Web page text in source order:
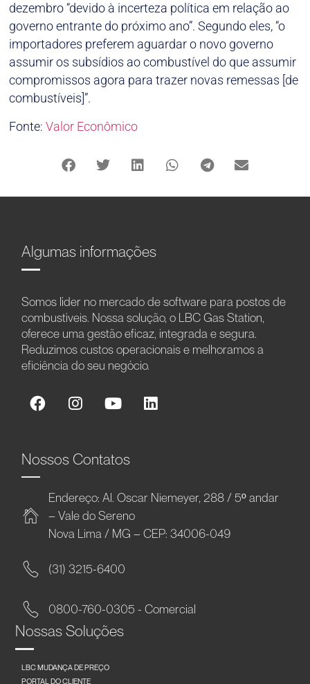
dezembro “devido à incerteza política em relação ao
governo entrante do próximo ano”. Segundo eles, “o
importadores preferem aguardar o novo governo
assumir os subsídios ao combustível do que assumir
compromissos agora para trazer novas remessas [de
combustíveis]”.
Fonte:Valor Econômico
Algumas informações
Somos líder no mercado de software para postos de
combustíveis. Nossa solução, o LBC Gas Station,
oferece uma gestão eficaz, integrada e segura.
Reduzimos custos operacionais e melhoramos a
eficiência do seu negócio.
Nossos Contatos
Endereço: Al. Oscar Niemeyer, 288 / 5º andar
– Vale do Sereno
Nova Lima / MG – CEP: 34006-049
(31) 3215-6400
0800-760-0305 - Comercial
Nossas Soluções
LBC MUDANÇA DE PREÇO
PORTAL DO CLIENTE